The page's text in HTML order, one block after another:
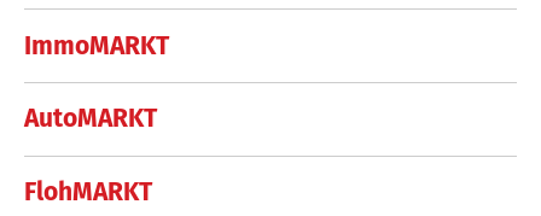
ImmoMARKT
AutoMARKT
FlohMARKT